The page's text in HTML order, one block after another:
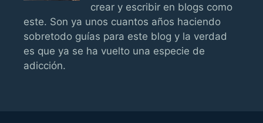
crear y escribir en blogs como
este. Son ya unos cuantos años haciendo
sobretodo guías para este blog y la verdad
es que ya se ha vuelto una especie de
adicción.